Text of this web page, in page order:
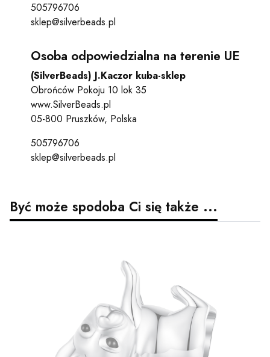
505796706
sklep@silverbeads.pl
Osoba odpowiedzialna na terenie UE
(SilverBeads) J.Kaczor kuba-sklep
Obrońców Pokoju 10 lok 35
www.SilverBeads.pl
05-800 Pruszków, Polska
505796706
sklep@silverbeads.pl
Być może spodoba Ci się także ...